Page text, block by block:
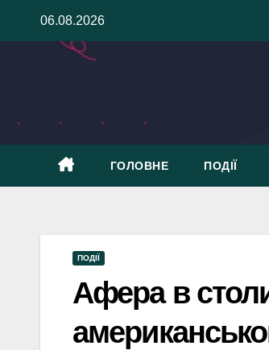
06.08.2026
ГОЛОВНЕ ПОДІЇ
ПОДІЇ
Афера в